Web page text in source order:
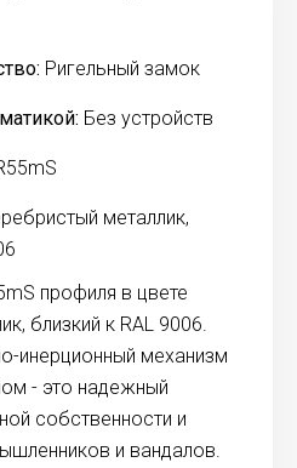
Ригельный замок
Без устройств
металлик,
профиля в цвете
близкий к RAL 9006.
инерционный механизм
- это надежный
собственности и
и вандалов.